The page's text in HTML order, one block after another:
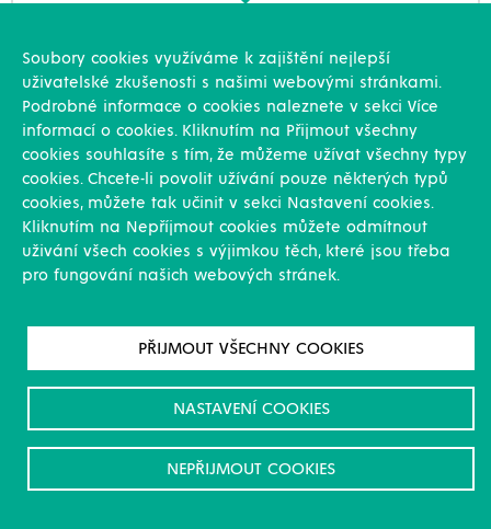
envi@witkowitz.cz
Soubory cookies využíváme k zajištění nejlepší
uživatelské zkušenosti s našimi webovými stránkami.
Podrobné informace o cookies naleznete v sekci Více
informací o cookies. Kliknutím na Přijmout všechny
cookies souhlasíte s tím, že můžeme užívat všechny typy
cookies. Chcete-li povolit užívání pouze některých typů
cookies, můžete tak učinit v sekci Nastavení cookies.
Kliknutím na Nepříjmout cookies můžete odmítnout
uživání všech cookies s výjimkou těch, které jsou třeba
pro fungování našich webových stránek.
PŘIJMOUT VŠECHNY COOKIES
NASTAVENÍ COOKIES
NEPŘIJMOUT COOKIES